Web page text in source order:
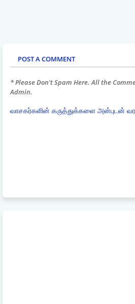
POST A COMMENT
* Please Don't Spam Here. All the
Admin.
வாசகர்களின் கருத்துக்களை அன்புடன்